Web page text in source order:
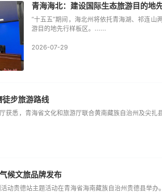
青海海北：建设国际生态旅游目的地
“十五五”期间，海北州将依托青海湖、祁连
游目的地先行样板区。......
2026-07-29
徒步旅游路线
获悉，青海省文化和旅游厅联合黄南藏族自治州及尖
候文旅品牌发布
动贵德站主题活动在青海省海南藏族自治州贵德县举办。